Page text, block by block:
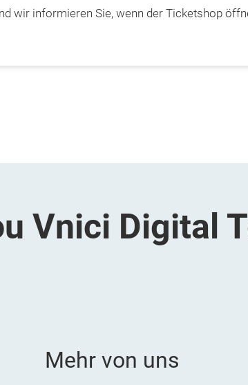
wir informieren Sie, wenn der Ticketshop
Vnici Digital
Mehr von uns